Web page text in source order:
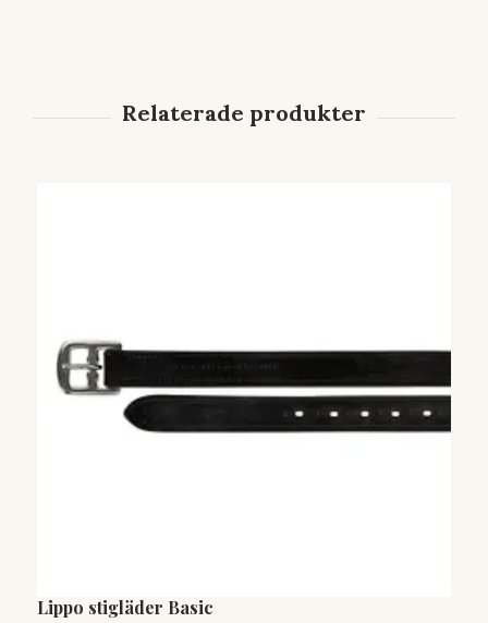
Lippo stigläder Basic